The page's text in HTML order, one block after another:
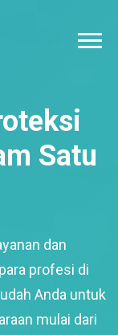
Satu
dan
profesi di
Anda untuk
mulai dari